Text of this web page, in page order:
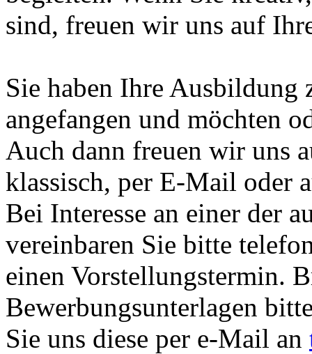
sind, freuen wir uns auf
Sie haben Ihre Ausbildung
angefangen und möchten
Auch dann freuen wir uns
klassisch, per E-Mail oder
Bei Interesse an einer der
vereinbaren Sie bitte
einen Vorstellungstermin.
Bewerbungsunterlagen
Sie uns diese per e-Mail an